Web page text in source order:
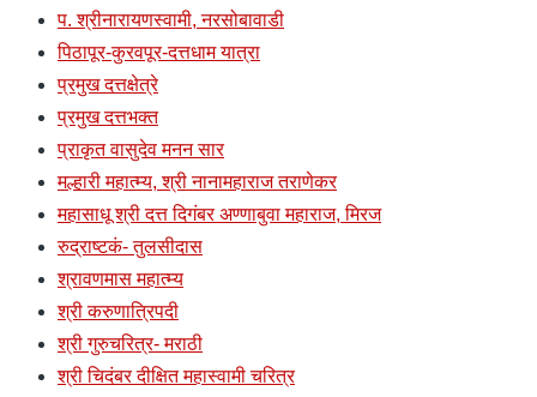
प. श्रीनारायणस्वामी, नरसोबावाडी
पिठापूर-कुरवपूर-दत्तधाम यात्रा
प्रमुख दत्तक्षेत्रे
प्रमुख दत्तभक्त
प्राकृत वासुदेव मनन सार
मल्हारी महात्म्य, श्री नानामहाराज तराणेकर
महासाधू श्री दत्त दिगंबर अण्णाबुवा महाराज, मिरज
रुद्राष्टकं- तुलसीदास
श्रावणमास महात्म्य
श्री करुणात्रिपदी
श्री गुरुचरित्र- मराठी
श्री चिदंबर दीक्षित महास्वामी चरित्र